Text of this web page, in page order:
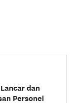
dan
Personel